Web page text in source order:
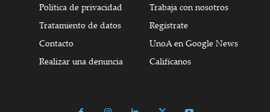
Política de privacidad
Tratamiento de datos
Contacto
Realizar una denuncia
Trabaja con nosotros
Regístrate
UnoA en Google News
Califícanos